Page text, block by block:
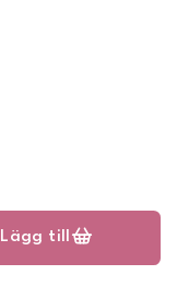
Lägg till